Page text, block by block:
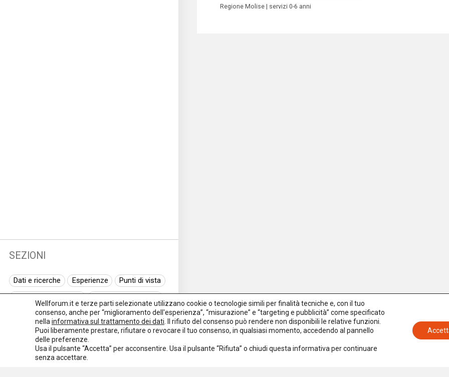
SEZIONI
Dati e ricerche Esperienze
Punti di vista
Normativa europea
Rassegna normativa
I seminari di Welforum
Eventi
Spazio ai promotori
Regione Molise servizi 0-6 anni
Wellforum.it e terze parti selezionate utilizzano cookie o tecnologie simili per finalità tecniche e, con il tuo
consenso, anche per “miglioramento dell'esperienza”, “misurazione” e “targeting e pubblicità” come specificato
nella informativa sul trattamento dei dati . Il rifiuto del consenso può rendere non disponibili le relative funzioni.
Puoi liberamente prestare, rifiutare o revocare il tuo consenso, in qualsiasi momento, accedendo al pannello
delle preferenze.
Usa il pulsante “Accetta” per acconsentire. Usa il pulsante “Rifiuta” o chiudi questa informativa per continuare
senza accettare.